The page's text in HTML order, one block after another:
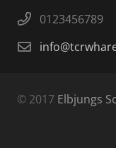
0123456789
© 2017 Elbjungs